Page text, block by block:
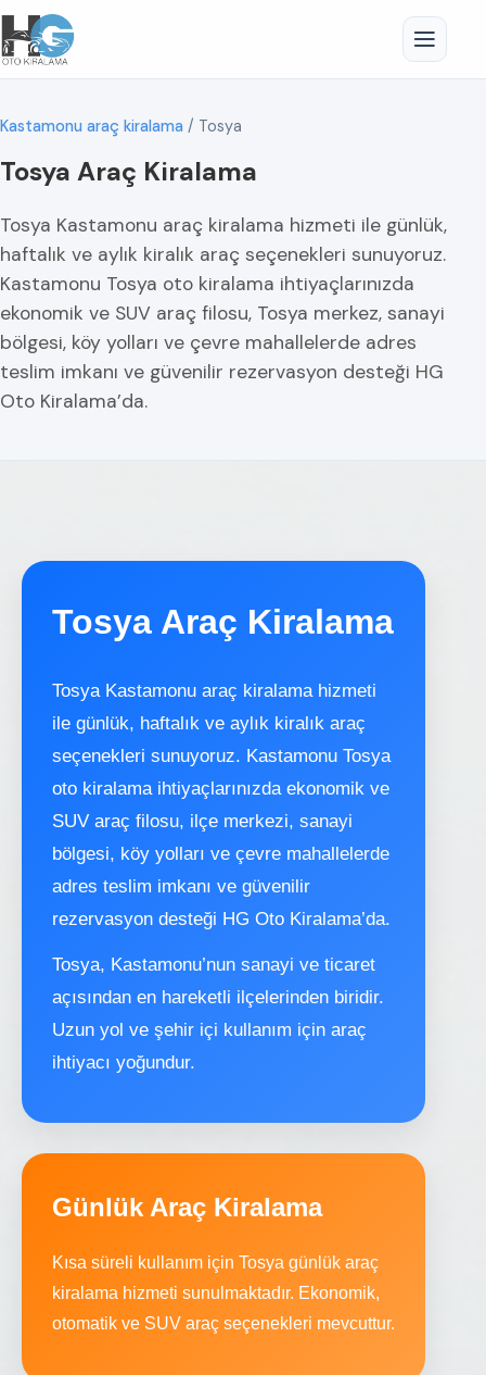
Kastamonu araç kiralama / Tosya
Tosya Araç Kiralama
Tosya Kastamonu araç kiralama hizmeti ile günlük,
haftalık ve aylık kiralık araç seçenekleri sunuyoruz.
Kastamonu Tosya oto kiralama ihtiyaçlarınızda
ekonomik ve SUV araç filosu, Tosya merkez, sanayi
bölgesi, köy yolları ve çevre mahallelerde adres
teslim imkanı ve güvenilir rezervasyon desteği HG
Oto Kiralama’da.
Tosya Araç Kiralama
Tosya Kastamonu araç kiralama hizmeti
ile günlük, haftalık ve aylık kiralık araç
seçenekleri sunuyoruz. Kastamonu Tosya
oto kiralama ihtiyaçlarınızda ekonomik ve
SUV araç filosu, ilçe merkezi, sanayi
bölgesi, köy yolları ve çevre mahallelerde
adres teslim imkanı ve güvenilir
rezervasyon desteği HG Oto Kiralama’da.
Tosya, Kastamonu’nun sanayi ve ticaret
açısından en hareketli ilçelerinden biridir.
Uzun yol ve şehir içi kullanım için araç
ihtiyacı yoğundur.
Günlük Araç Kiralama
Kısa süreli kullanım için Tosya günlük araç
kiralama hizmeti sunulmaktadır. Ekonomik,
otomatik ve SUV araç seçenekleri mevcuttur.